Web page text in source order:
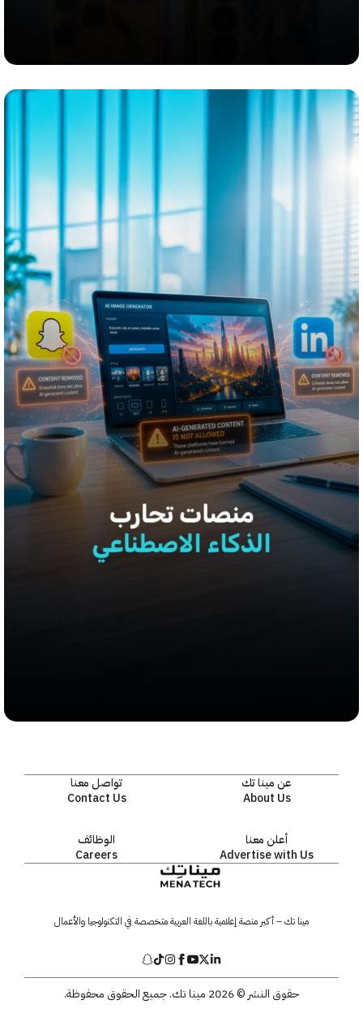
عن مينا تك
About Us
تواصل معنا
Contact Us
أعلن معنا
Advertise with Us
الوظائف
Careers
مينا تك – أكبر منصة إعلامية باللغة العربية متخصصة في التكنولوجيا والأعمال
حقوق النشر © 2026 مينا تك. جميع الحقوق محفوظة.